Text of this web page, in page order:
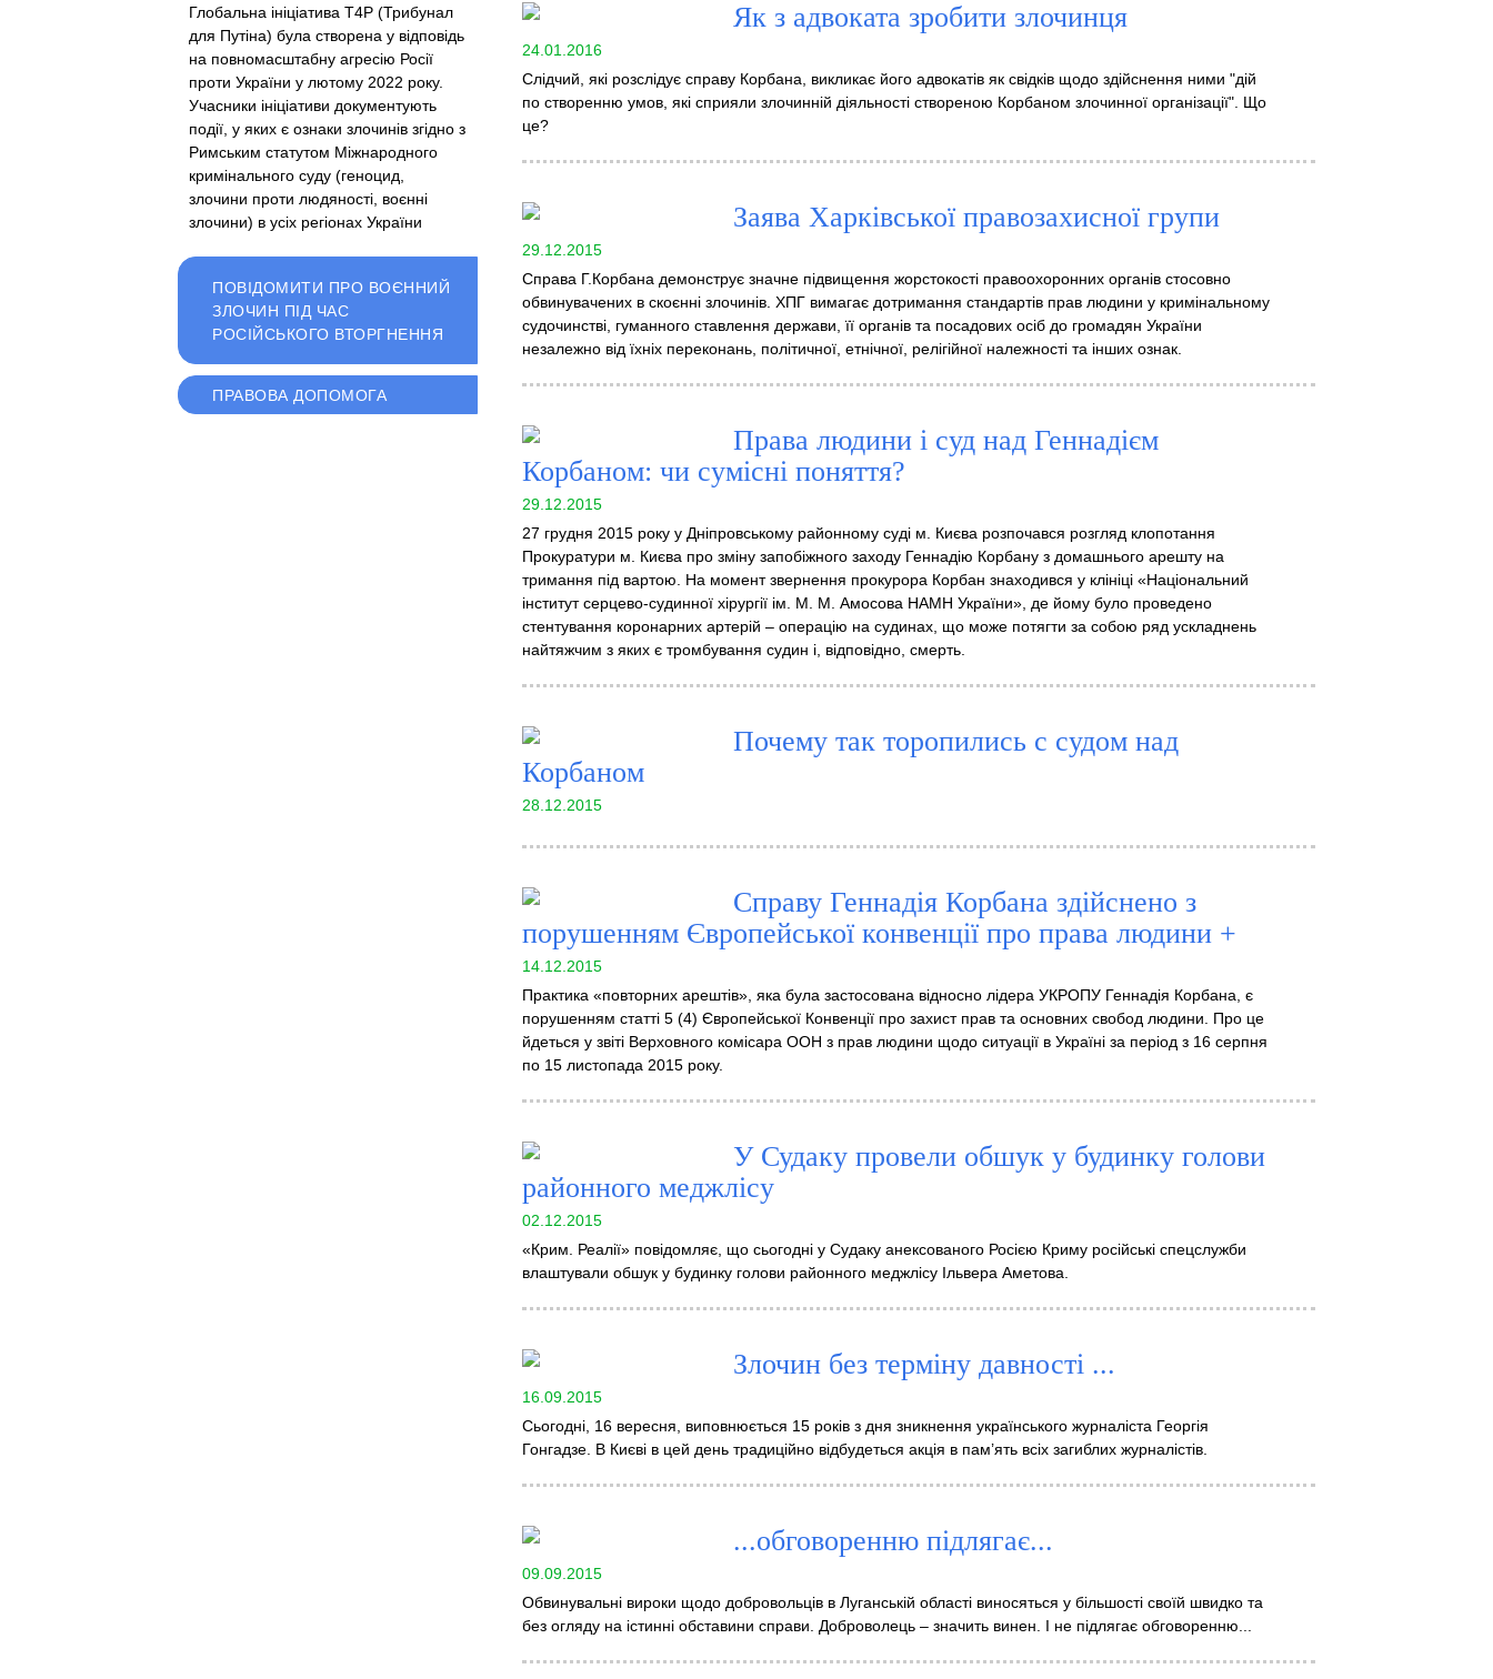
Глобальна ініціатива T4P (Трибунал
для Путіна) була створена у відповідь
на повномасштабну агресію Росії
проти України у лютому 2022 року.
Учасники ініціативи документують
події, у яких є ознаки злочинів згідно з
Римським статутом Міжнародного
кримінального суду (геноцид,
злочини проти людяності, воєнні
злочини) в усіх регіонах України
ПОВІДОМИТИ ПРО ВОЄННИЙ
ЗЛОЧИН ПІД ЧАС
РОСІЙСЬКОГО ВТОРГНЕННЯ
ПРАВОВА ДОПОМОГА
Як з адвоката зробити злочинця
24.01.2016
Слідчий, які розслідує справу Корбана, викликає його адвокатів як свідків щодо здійснення ними "дій
по створенню умов, які сприяли злочинній діяльності створеною Корбаном злочинної організації". Що
це?
Заява Харківської правозахисної групи
29.12.2015
Справа Г.Корбана демонструє значне підвищення жорстокості правоохоронних органів стосовно
обвинувачених в скоєнні злочинів. ХПГ вимагає дотримання стандартів прав людини у кримінальному
судочинстві, гуманного ставлення держави, її органів та посадових осіб до громадян України
незалежно від їхніх переконань, політичної, етнічної, релігійної належності та інших ознак.
Права людини і суд над Геннадієм
Корбаном: чи сумісні поняття?
29.12.2015
27 грудня 2015 року у Дніпровському районному суді м. Києва розпочався розгляд клопотання
Прокуратури м. Києва про зміну запобіжного заходу Геннадію Корбану з домашнього арешту на
тримання під вартою. На момент звернення прокурора Корбан знаходився у клініці «Національний
інститут серцево-судинної хірургії ім. М. М. Амосова НАМН України», де йому було проведено
стентування коронарних артерій – операцію на судинах, що може потягти за собою ряд ускладнень
найтяжчим з яких є тромбування судин і, відповідно, смерть.
Почему так торопились с судом над
Корбаном
28.12.2015
Справу Геннадія Корбана здійснено з
порушенням Європейської конвенції про права людини +
14.12.2015
Практика «повторних арештів», яка була застосована відносно лідера УКРОПУ Геннадія Корбана, є
порушенням статті 5 (4) Європейської Конвенції про захист прав та основних свобод людини. Про це
йдеться у звіті Верховного комісара ООН з прав людини щодо ситуації в Україні за період з 16 серпня
по 15 листопада 2015 року.
У Судаку провели обшук у будинку голови
районного меджлісу
02.12.2015
«Крим. Реалії» повідомляє, що сьогодні у Судаку анексованого Росією Криму російські спецслужби
влаштували обшук у будинку голови районного меджлісу Ільвера Аметова.
Злочин без терміну давності ...
16.09.2015
Сьогодні, 16 вересня, виповнюється 15 років з дня зникнення українського журналіста Георгія
Гонгадзе. В Києві в цей день традиційно відбудеться акція в пам’ять всіх загиблих журналістів.
...обговоренню підлягає...
09.09.2015
Обвинувальні вироки щодо добровольців в Луганській області виносяться у більшості своїй швидко та
без огляду на істинні обставини справи. Доброволець – значить винен. І не підлягає обговоренню...